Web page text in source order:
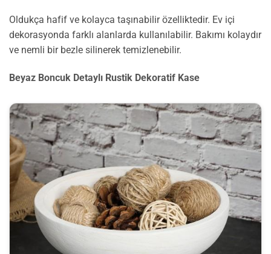
Oldukça hafif ve kolayca taşınabilir özelliktedir. Ev içi
dekorasyonda farklı alanlarda kullanılabilir. Bakımı kolaydır
ve nemli bir bezle silinerek temizlenebilir.
Beyaz Boncuk Detaylı Rustik Dekoratif Kase